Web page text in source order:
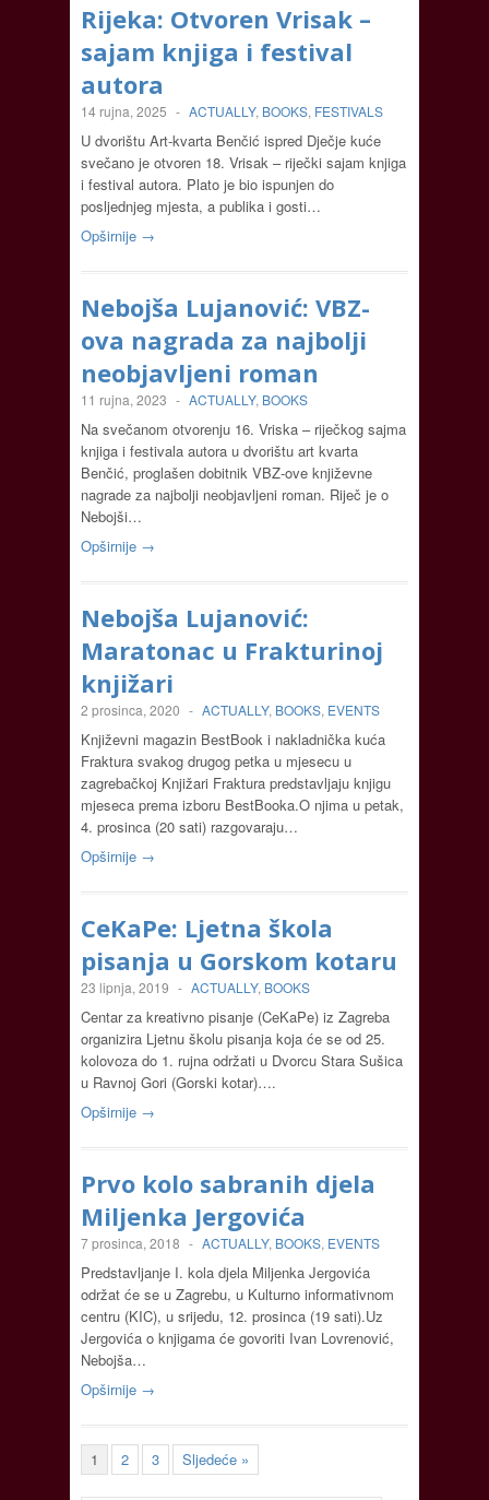
Rijeka: Otvoren Vrisak –
sajam knjiga i festival
autora
14 rujna, 2025 - ACTUALLY, BOOKS, FESTIVALS
U dvorištu Art-kvarta Benčić ispred Dječje kuće
svečano je otvoren 18. Vrisak – riječki sajam knjiga
i festival autora. Plato je bio ispunjen do
posljednjeg mjesta, a publika i gosti…
Opširnije →
Nebojša Lujanović: VBZ-
ova nagrada za najbolji
neobjavljeni roman
11 rujna, 2023 - ACTUALLY, BOOKS
Na svečanom otvorenju 16. Vriska – riječkog sajma
knjiga i festivala autora u dvorištu art kvarta
Benčić, proglašen dobitnik VBZ-ove književne
nagrade za najbolji neobjavljeni roman. Riječ je o
Nebojši…
Opširnije →
Nebojša Lujanović:
Maratonac u Frakturinoj
knjižari
2 prosinca, 2020 - ACTUALLY, BOOKS, EVENTS
Književni magazin BestBook i nakladnička kuća
Fraktura svakog drugog petka u mjesecu u
zagrebačkoj Knjižari Fraktura predstavljaju knjigu
mjeseca prema izboru BestBooka.O njima u petak,
4. prosinca (20 sati) razgovaraju…
Opširnije →
CeKaPe: Ljetna škola
pisanja u Gorskom kotaru
23 lipnja, 2019 - ACTUALLY, BOOKS
Centar za kreativno pisanje (CeKaPe) iz Zagreba
organizira Ljetnu školu pisanja koja će se od 25.
kolovoza do 1. rujna održati u Dvorcu Stara Sušica
u Ravnoj Gori (Gorski kotar)….
Opširnije →
Prvo kolo sabranih djela
Miljenka Jergovića
7 prosinca, 2018 - ACTUALLY, BOOKS, EVENTS
Predstavljanje I. kola djela Miljenka Jergovića
održat će se u Zagrebu, u Kulturno informativnom
centru (KIC), u srijedu, 12. prosinca (19 sati).Uz
Jergovića o knjigama će govoriti Ivan Lovrenović,
Nebojša…
Opširnije →
1 2 3 Sljedeće »